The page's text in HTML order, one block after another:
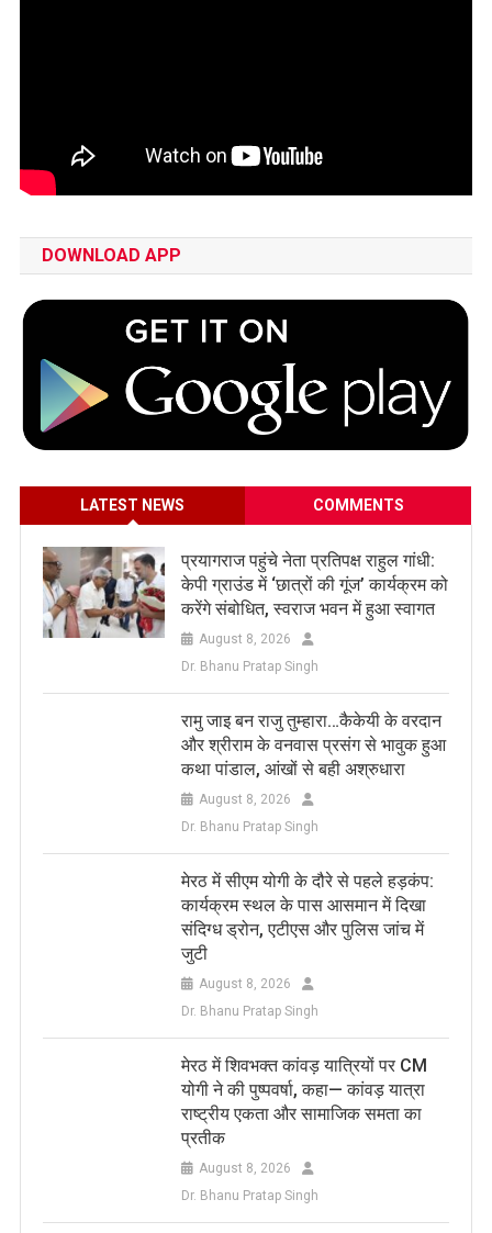
DOWNLOAD APP
LATEST NEWS COMMENTS
प्रयागराज पहुंचे नेता प्रतिपक्ष राहुल गांधी:
केपी ग्राउंड में ‘छात्रों की गूंज’ कार्यक्रम को
करेंगे संबोधित, स्वराज भवन में हुआ स्वागत
August 8, 2026
Dr. Bhanu Pratap Singh
रामु जाइ बन राजु तुम्हारा…कैकेयी के वरदान
और श्रीराम के वनवास प्रसंग से भावुक हुआ
कथा पांडाल, आंखों से बही अश्रुधारा
August 8, 2026
Dr. Bhanu Pratap Singh
मेरठ में सीएम योगी के दौरे से पहले हड़कंप:
कार्यक्रम स्थल के पास आसमान में दिखा
संदिग्ध ड्रोन, एटीएस और पुलिस जांच में
जुटी
August 8, 2026
Dr. Bhanu Pratap Singh
मेरठ में शिवभक्त कांवड़ यात्रियों पर CM
योगी ने की पुष्पवर्षा, कहा— कांवड़ यात्रा
राष्ट्रीय एकता और सामाजिक समता का
प्रतीक
August 8, 2026
Dr. Bhanu Pratap Singh